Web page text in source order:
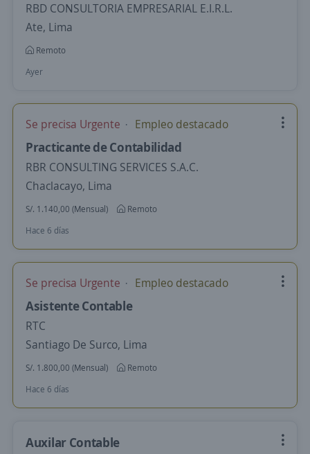
RBD CONSULTORIA EMPRESARIAL E.I.R.L.
Ate, Lima
Remoto
Ayer
Se precisa Urgente Empleo destacado
Practicante de Contabilidad
RBR CONSULTING SERVICES S.A.C.
Chaclacayo, Lima
S/. 1.140,00 (Mensual)
Remoto
Hace 6 días
Se precisa Urgente Empleo destacado
Asistente Contable
RTC
Santiago De Surco, Lima
S/. 1.800,00 (Mensual)
Remoto
Hace 6 días
Auxilar Contable